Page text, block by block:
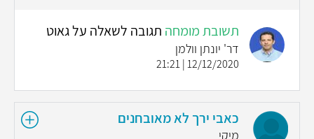
תשובת מומחה תגובה לשאלה על גאוט
דר' יונתן וולמן
12/12/2020 | 21:21
כאבי ירך לא מאובחנים
מיקי